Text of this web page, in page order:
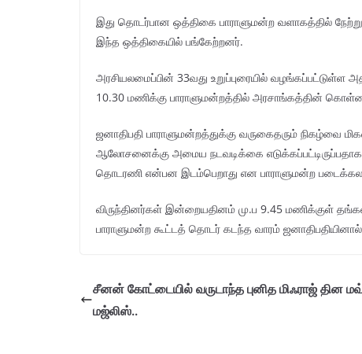
இது தொடர்பான ஒத்திகை பாராளுமன்ற வளாகத்தில்
இந்த ஒத்திகையில் பங்கேற்றனர்.
அரசியலமைப்பின் 33வது உறுப்புரையில் வழங்கப்பட்டுள்ள
10.30 மணிக்கு பாராளுமன்றத்தில் அரசாங்கத்தின்
ஜனாதிபதி பாராளுமன்றத்துக்கு வருகைதரும் நிகழ்வை
ஆலோசனைக்கு அமைய நடவடிக்கை
தொடரணி என்பன இடம்பெறாது என பாராளுமன்ற
விருந்தினர்கள் இன்றையதினம் மு.ப 9.45 மணிக்குள் தங்கள்
பாராளுமன்ற கூட்டத் தொடர் கடந்த வாரம்
சீனன் கோட்டையில் வருடாந்த புனித மிஃராஜ் தின
மஜ்லிஸ்..